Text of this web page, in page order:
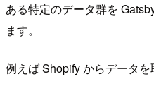
ある特定のデータ群を
ます。
例えば Shopify からデータを